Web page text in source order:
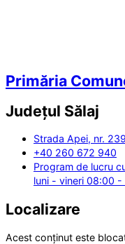
Primăria
Județul Sălaj
Strada Apei, nr.
+40 260 672 940
Program de lucru
luni - vineri 08:00 -
Localizare
Acest conținut este